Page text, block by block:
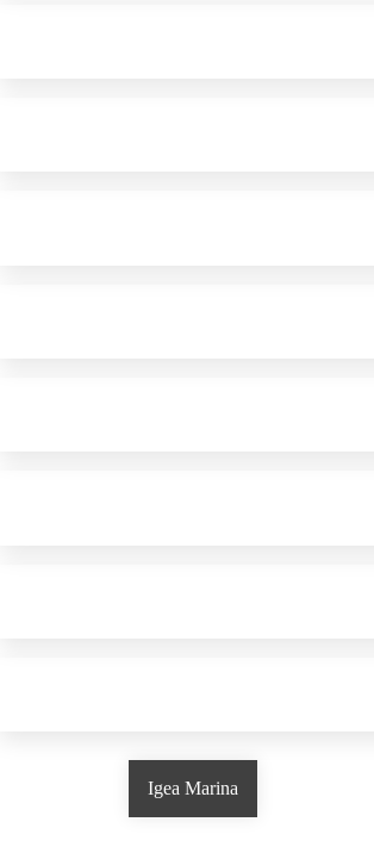
Igea Marina